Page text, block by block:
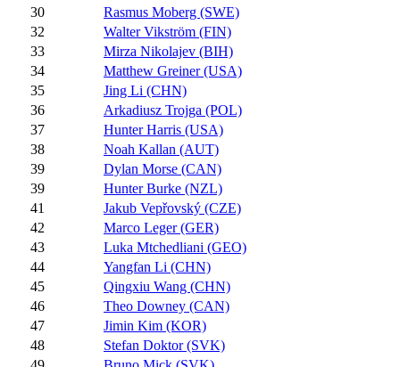
30
Rasmus Moberg (SWE)
32
Walter Vikström (FIN)
33
Mirza Nikolajev (BIH)
34
Matthew Greiner (USA)
35
Jing Li (CHN)
36
Arkadiusz Trojga (POL)
37
Hunter Harris (USA)
38
Noah Kallan (AUT)
39
Dylan Morse (CAN)
39
Hunter Burke (NZL)
41
Jakub Vepřovský (CZE)
42
Marco Leger (GER)
43
Luka Mtchedliani (GEO)
44
Yangfan Li (CHN)
45
Qingxiu Wang (CHN)
46
Theo Downey (CAN)
47
Jimin Kim (KOR)
48
Stefan Doktor (SVK)